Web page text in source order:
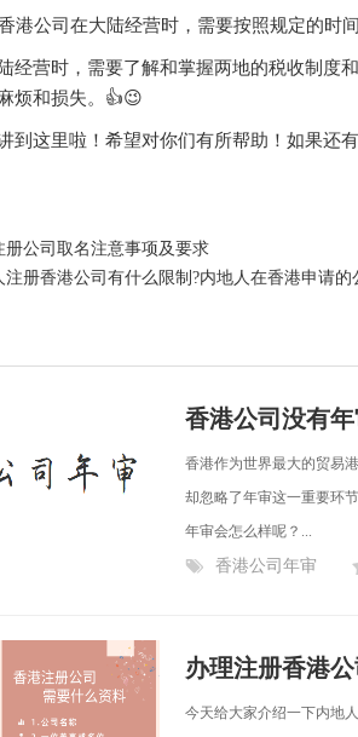
港公司在大陆经营时，需要按照规定的时
经营时，需要了解和掌握两地的税收制度
烦和损失。👍😉
到这里啦！希望对你们有所帮助！如果还
册公司取名注意事项及要求
注册香港公司有什么限制?内地人在香港申请
香港公司没有
香港作为世界最大的贸易
却忽略了年审这一重要环
年审会怎么样呢？...
香港公司年审
办理注册香港
今天给大家介绍一下内地